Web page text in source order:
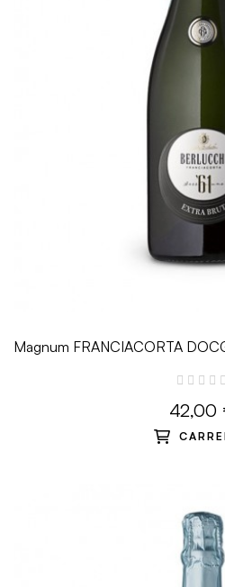
Magnum FRANCIACORTA
42,00